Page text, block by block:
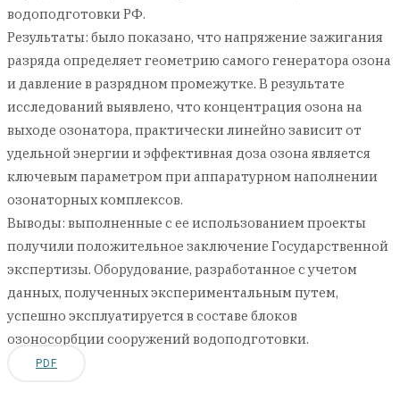
водоподготовки РФ.
Результаты: было показано, что напряжение зажигания
разряда определяет геометрию самого генератора озона
и давление в разрядном промежутке. В результате
исследований выявлено, что концентрация озона на
выходе озонатора, практически линейно зависит от
удельной энергии и эффективная доза озона является
ключевым параметром при аппаратурном наполнении
озонаторных комплексов.
Выводы: выполненные с ее использованием проекты
получили положительное заключение Государственной
экспертизы. Оборудование, разработанное с учетом
данных, полученных экспериментальным путем,
успешно эксплуатируется в составе блоков
озоносорбции сооружений водоподготовки.
PDF